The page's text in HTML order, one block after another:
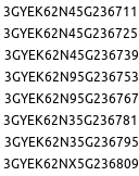
3GYEK62N45G236711
3GYEK62N45G236725
3GYEK62N45G236739
3GYEK62N95G236753
3GYEK62N95G236767
3GYEK62N35G236781
3GYEK62N35G236795
3GYEK62NX5G236809